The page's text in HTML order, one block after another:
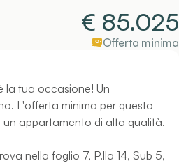
€ 85.025
Offerta minima
la tua occasione! Un
L'offerta minima per questo
appartamento di alta qualità.
nella foglio 7, P.lla 14, Sub 5,